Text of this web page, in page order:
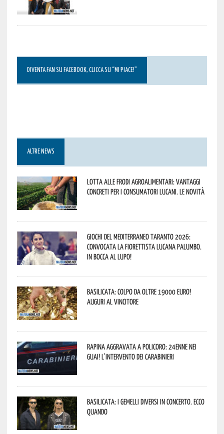
DIVENTA FAN SU FACEBOOK, CLICCA SU “MI PIACE!”
ALTRE NEWS
Lotta alle frodi agroalimentari: vantaggi
concreti per i consumatori lucani. Le novità
Giochi del Mediterraneo Taranto 2026:
convocata la fiorettista lucana Palumbo.
In bocca al lupo!
Basilicata: colpo da oltre 19000 Euro!
Auguri al vincitore
Rapina aggravata a Policoro: 24enne nei
guai! L’intervento dei Carabinieri
Basilicata: i Gemelli DiVersi in concerto. Ecco
quando